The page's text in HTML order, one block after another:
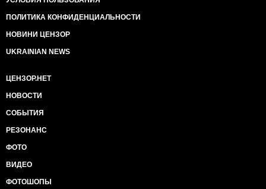
ПОЛИТИКА КОНФИДЕНЦИАЛЬНОСТИ
НОВИНИ ЦЕНЗОР
UKRAINIAN NEWS
ЦЕНЗОР.НЕТ
НОВОСТИ
СОБЫТИЯ
РЕЗОНАНС
ФОТО
ВИДЕО
ФОТОШОПЫ